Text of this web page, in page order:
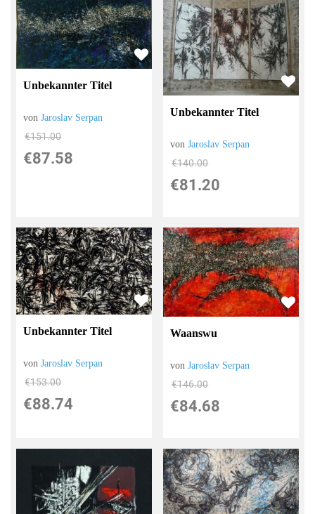
Unbekannter Titel
vonJaroslav Serpan
€151.00
€87.58
Unbekannter Titel
vonJaroslav Serpan
€140.00
€81.20
Unbekannter Titel
vonJaroslav Serpan
€153.00
€88.74
Waanswu
vonJaroslav Serpan
€146.00
€84.68